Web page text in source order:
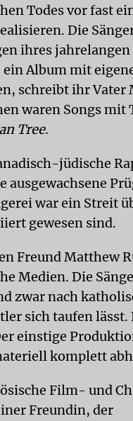
Todes vor fast
Die
ihres
Album mit
schreibt ihr Vater
waren Songs mit
Tree.
jüdische
ausgewachsene
war ein Streit
gewesen sind.
Freund Matthew
Medien. Die
zwar nach
sich taufen lässt.
einstige
komplett
Film- und
Freundin, der